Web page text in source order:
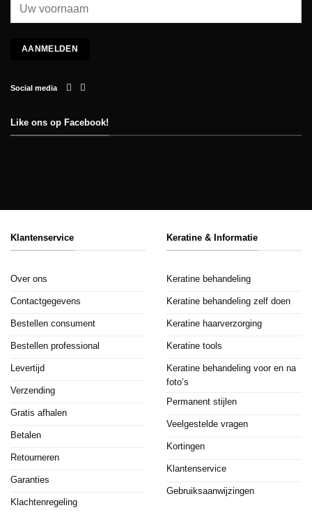
Social media
Like ons op Facebook!
Klantenservice
Over ons
Contactgegevens
Bestellen consument
Bestellen professional
Levertijd
Verzending
Gratis afhalen
Betalen
Retourneren
Garanties
Klachtenregeling
Keratine & Informatie
Keratine behandeling
Keratine behandeling zelf doen
Keratine haarverzorging
Keratine tools
Keratine behandeling voor en na
foto’s
Permanent stijlen
Veelgestelde vragen
Kortingen
Klantenservice
Gebruiksaanwijzingen